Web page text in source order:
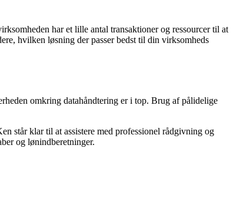
har et lille antal transaktioner og ressourcer til at
hvilken løsning der passer bedst til din virksomheds
omkring datahåndtering er i top. Brug af pålidelige
står klar til at assistere med professionel rådgivning og
og lønindberetninger.